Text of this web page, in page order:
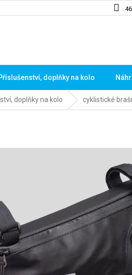
doplňky na kolo
doplňky na kolo cyklistické